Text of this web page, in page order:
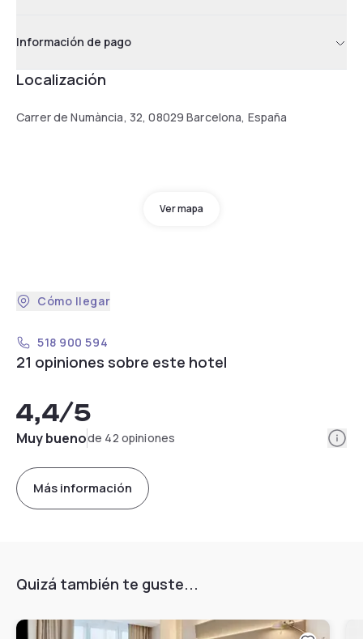
Información de pago
Localización
Carrer de Numància, 32, 08029 Barcelona, España
Ver mapa
Cómo llegar
518 900 594
21 opiniones sobre este hotel
4,4/5
Muy buenode 42 opiniones
Más información
Quizá también te guste...